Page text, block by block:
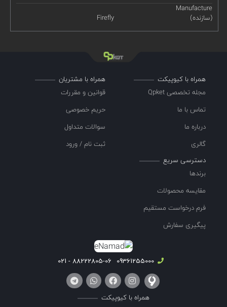
Manufacture
(سازنده)
Firefly
همراه با کیوپیکت
مجله تخصصی Qpket
تماس با ما
درباره ما
گالری
همراه با مشتریان
قوانین و مقررات
حریم خصوصی
سوالات متداول
ثبت نام / ورود
دسترسی سریع
برندها
مقایسه محصولات
فرم درخواست مستقیم
پیگیری سفارش
09361255000
88222805-06 - 021
همراه با کیوپیکت